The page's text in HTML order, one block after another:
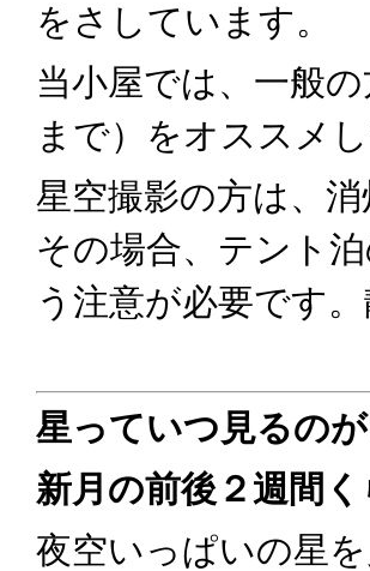
をさしています。
当小屋では、一般
まで）をオススメ
星空撮影の方は、
その場合、テント
う注意が必要です
星っていつ見るの
新月の前後２週間
夜空いっぱいの星